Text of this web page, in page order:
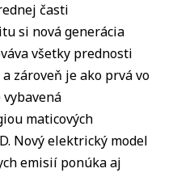
časti
si nová generácia
všetky prednosti
zároveň je ako prvá vo
maticových
Nový elektrický model
emisií ponúka aj